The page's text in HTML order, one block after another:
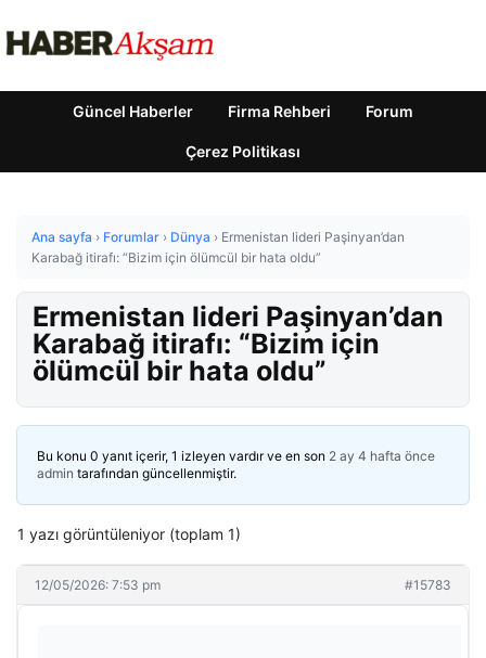
Güncel Haberler Firma Rehberi Forum
Çerez Politikası
Ana sayfa › Forumlar › Dünya › Ermenistan lideri Paşinyan’dan
Karabağ itirafı: “Bizim için ölümcül bir hata oldu”
Ermenistan lideri Paşinyan’dan
Karabağ itirafı: “Bizim için
ölümcül bir hata oldu”
Bu konu 0 yanıt içerir, 1 izleyen vardır ve en son 2 ay 4 hafta önce
admin tarafından güncellenmiştir.
1 yazı görüntüleniyor (toplam 1)
12/05/2026: 7:53 pm #15783